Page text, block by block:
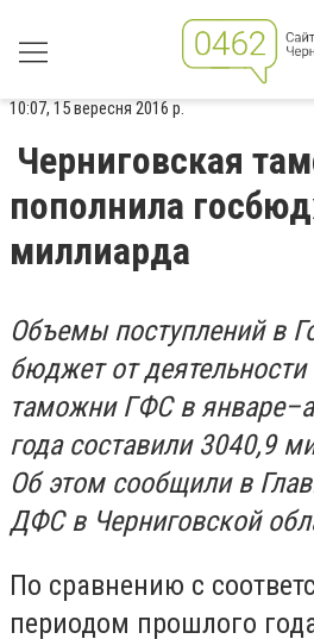
10:07, 15 вересня 2016 р.
Черниговская
пополнила
миллиарда
Объемы поступлений в
бюджет от
таможни ГФС в
года составили 3040,9
Об этом сообщили в
ДФС в Черниговской
По сравнению с
периодом прошлого